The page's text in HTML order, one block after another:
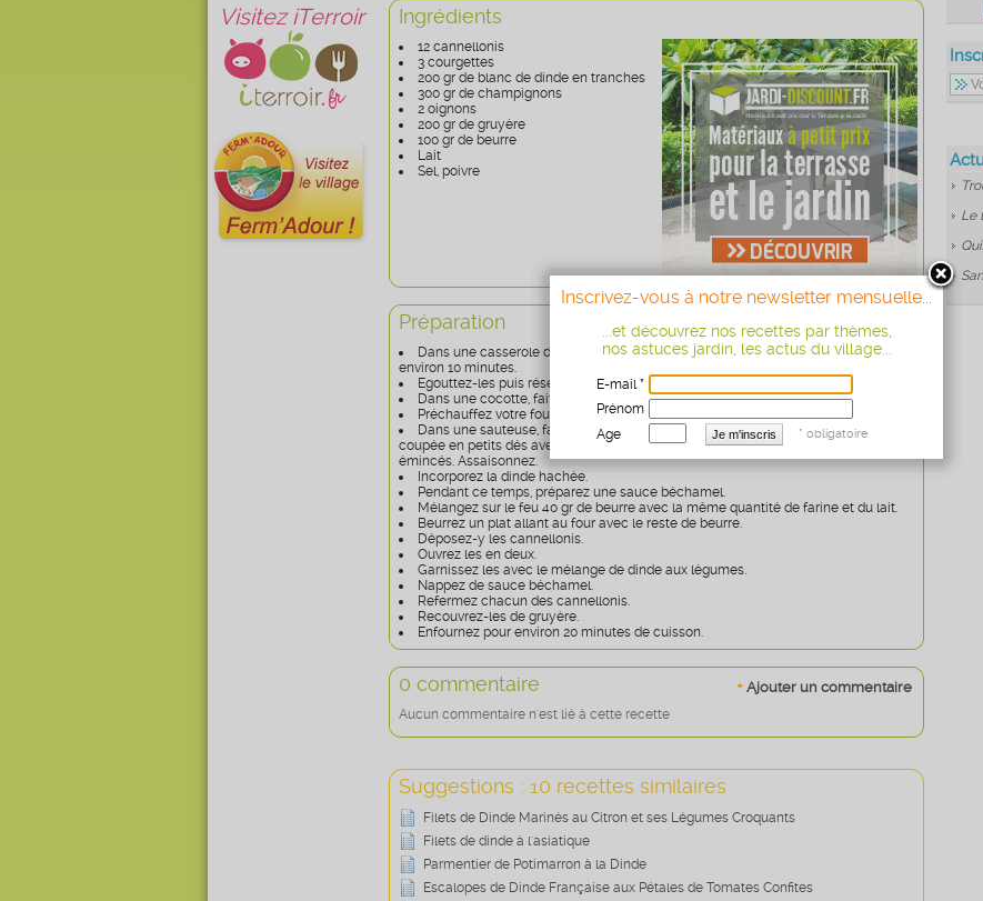
Visitez iTerroir
Le
Ingrédients
12 cannellonis
3 courgettes
200 gr de blanc de dinde en tranches
300 gr de champignons
2 oignons
200 gr de gruyère
100 gr de beurre
Lait
Sel, poivre
Préparation
Dans une casserole d’eau bouillante salée, faites cuire les cannellonis pendant
environ 10 minutes.
Egouttez-les puis réservez.
Dans une cocotte, faites cuire à la vapeur courgettes et champignons.
Préchauffez votre four à 180°.
Dans une sauteuse, faites fondre 40 gr de beurre et faites revenir la courgette
coupée en petits dés avec les champignons émincés et les oignons pelés et
émincés. Assaisonnez.
Incorporez la dinde hachée.
Pendant ce temps, préparez une sauce béchamel.
Mélangez sur le feu 40 gr de beurre avec la même quantité de farine et du lait.
Beurrez un plat allant au four avec le reste de beurre.
Déposez-y les cannellonis.
Ouvrez les en deux.
Garnissez les avec le mélange de dinde aux légumes.
Nappez de sauce béchamel.
Refermez chacun des cannellonis.
Recouvrez-les de gruyère.
Enfournez pour environ 20 minutes de cuisson.
+ Ajouter un commentaire
0 commentaire
Aucun commentaire n'est lié à cette recette
Suggestions : 10 recettes similaires
Filets de Dinde Marinés au Citron et ses Légumes Croquants
Filets de dinde à l'asiatique
Parmentier de Potimarron à la Dinde
Escalopes de Dinde Française aux Pétales de Tomates Confites
Inscrivez-vous à notre newsletter mensuelle...
...et découvrez nos recettes par thèmes,
nos astuces jardin, les actus du village...
E-mail *
Prénom
Age
* obligatoire